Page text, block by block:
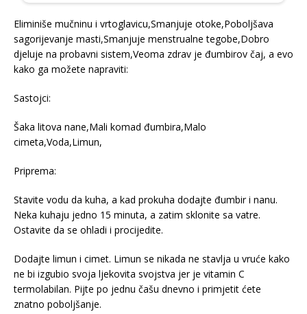
Eliminiše mučninu i vrtoglavicu,Smanjuje otoke,Poboljšava
sagorijevanje masti,Smanjuje menstrualne tegobe,Dobro
djeluje na probavni sistem,Veoma zdrav je đumbirov čaj, a evo
kako ga možete napraviti:
Sastojci:
Šaka litova nane,Mali komad đumbira,Malo
cimeta,Voda,Limun,
Priprema:
Stavite vodu da kuha, a kad prokuha dodajte đumbir i nanu.
Neka kuhaju jedno 15 minuta, a zatim sklonite sa vatre.
Ostavite da se ohladi i procijedite.
Dodajte limun i cimet. Limun se nikada ne stavlja u vruće kako
ne bi izgubio svoja ljekovita svojstva jer je vitamin C
termolabilan. Pijte po jednu čašu dnevno i primjetit ćete
znatno poboljšanje.